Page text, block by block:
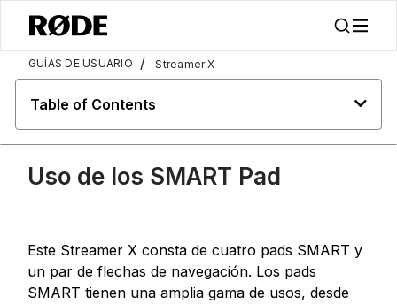
GUÍAS DE USUARIO / Streamer X
Table of Contents
Uso de los SMART Pad
Este Streamer X consta de cuatro pads SMART y
un par de flechas de navegación. Los pads
SMART tienen una amplia gama de usos, desde